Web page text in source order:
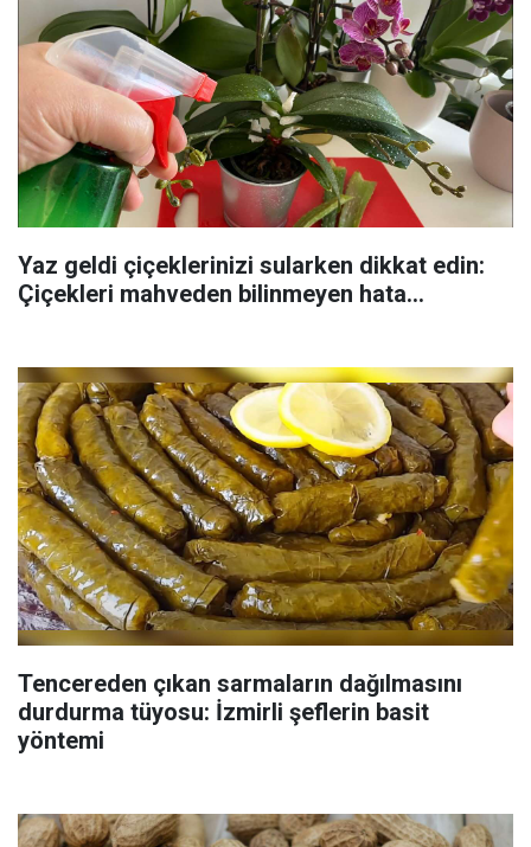
Yaz geldi çiçeklerinizi sularken dikkat edin:
Çiçekleri mahveden bilinmeyen hata...
Tencereden çıkan sarmaların dağılmasını
durdurma tüyosu: İzmirli şeflerin basit
yöntemi